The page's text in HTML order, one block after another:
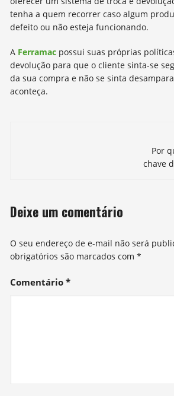
tenha a quem recorrer caso algum
defeito ou não esteja funcionando.
A Ferramac possui suas próprias
devolução para que o cliente sinta-se
da sua compra e não se sinta
aconteça.
Por
chave
Deixe um comentário
O seu endereço de e-mail não será
obrigatórios são marcados com*
Comentário*